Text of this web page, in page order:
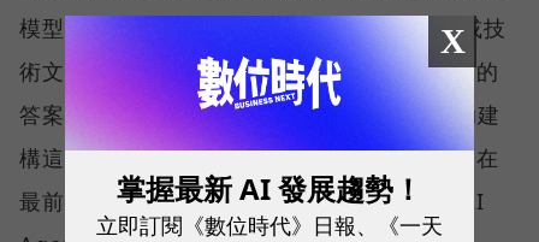
模型回答前，先從企業的 SOP、合約、法規或技
術文件中取回相關內容，再產生附有來源依據的
答案。QNAP 以 Qsirch 的語意搜尋能力協助建
構這類應用，協助企業建立私有知識庫；而走在
最前面的少數企業，則已經嘗試地端推論與 AI
X
掌握最新 AI 發展趨勢！
立即訂閱《數位時代》日報、《一天